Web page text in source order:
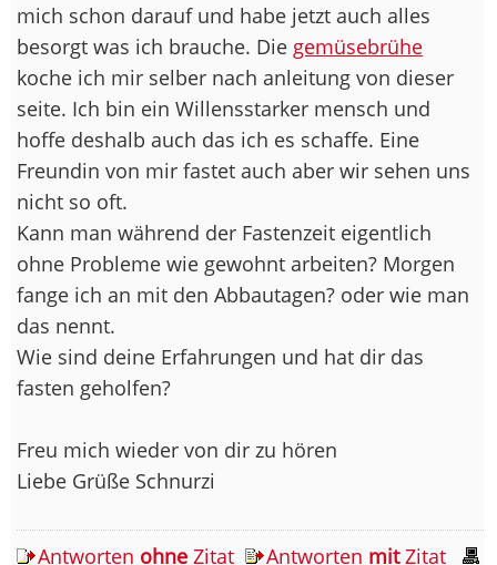
mich schon darauf und habe jetzt auch alles
besorgt was ich brauche. Die gemüsebrühe
koche ich mir selber nach anleitung von dieser
seite. Ich bin ein Willensstarker mensch und
hoffe deshalb auch das ich es schaffe. Eine
Freundin von mir fastet auch aber wir sehen uns
nicht so oft.
Kann man während der Fastenzeit eigentlich
ohne Probleme wie gewohnt arbeiten? Morgen
fange ich an mit den Abbautagen? oder wie man
das nennt.
Wie sind deine Erfahrungen und hat dir das
fasten geholfen?
Freu mich wieder von dir zu hören
Liebe Grüße Schnurzi
Antworten ohne Zitat Antworten mitZitat